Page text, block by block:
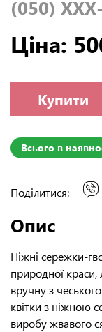
(050)
Ціна:
Купити
Всього в
Поділитися:
Опис
Ніжні сережки-
природної краси,
вручну з
квітки з ніжною
виробу жвавого